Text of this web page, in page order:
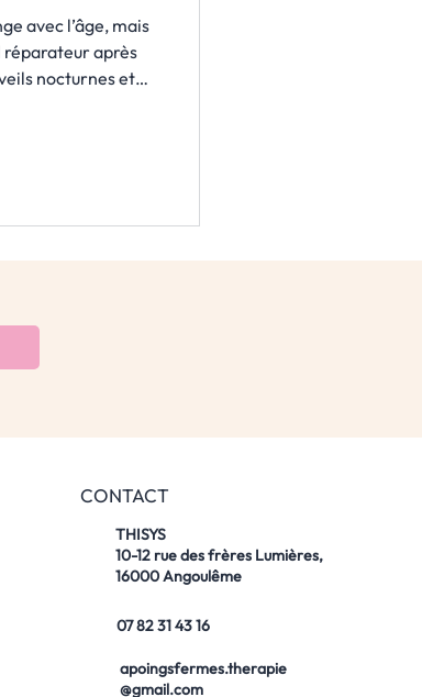
avec l’âge, mais
réparateur après
nocturnes et
CONTACT
THISYS
10-12 rue des frères Lumières,
16000 Angoulême
07 82 31 43 16
apoingsfermes.therapie
@gmail.com